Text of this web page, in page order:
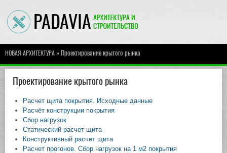
НОВАЯ АРХИТЕКТУРА» Проектирование крытого рынка
Проектирование крытого рынка
Расчет щита покрытия. Исходные данные
Расчёт конструкции покрытия
Сбор нагрузок
Статический расчет щита
Конструктивный расчет щита
Расчет прогонов. Сбор нагрузок на 1 м2 покрытия